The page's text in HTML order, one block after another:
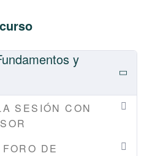
con diversas formas
a más personas. Tendrás lo
toda la comodidad del
sumada a la cercanía y
la formación telepresencial.
LIMITADOS!
y
SESIÓN CON
DE